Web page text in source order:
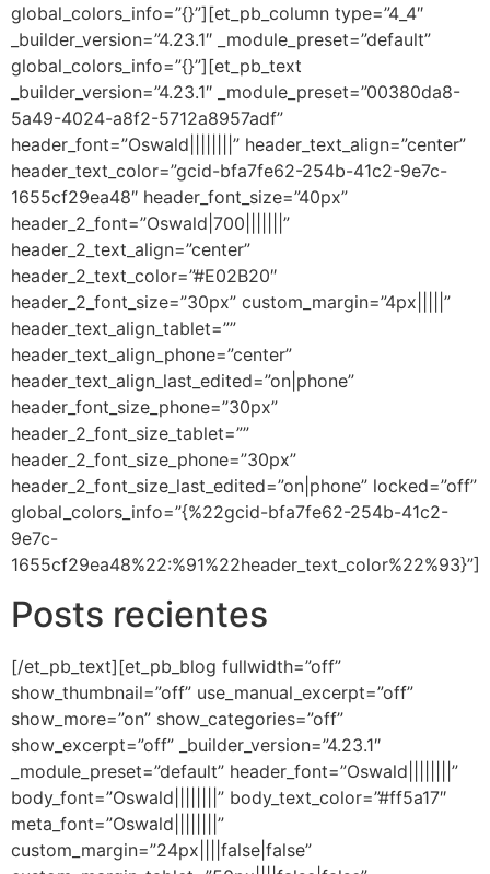
global_colors_info=”{}”][et_pb_column type=”4_4″
_builder_version=”4.23.1″ _module_preset=”default”
global_colors_info=”{}”][et_pb_text
_builder_version=”4.23.1″ _module_preset=”00380da8-
5a49-4024-a8f2-5712a8957adf”
header_font=”Oswald||||||||” header_text_align=”center”
header_text_color=”gcid-bfa7fe62-254b-41c2-9e7c-
1655cf29ea48″ header_font_size=”40px”
header_2_font=”Oswald|700|||||||”
header_2_text_align=”center”
header_2_text_color=”#E02B20″
header_2_font_size=”30px” custom_margin=”4px|||||”
header_text_align_tablet=””
header_text_align_phone=”center”
header_text_align_last_edited=”on|phone”
header_font_size_phone=”30px”
header_2_font_size_tablet=””
header_2_font_size_phone=”30px”
header_2_font_size_last_edited=”on|phone” locked=”off”
global_colors_info=”{%22gcid-bfa7fe62-254b-41c2-
9e7c-
1655cf29ea48%22:%91%22header_text_color%22%93}”]
Posts recientes
[/et_pb_text][et_pb_blog fullwidth=”off”
show_thumbnail=”off” use_manual_excerpt=”off”
show_more=”on” show_categories=”off”
show_excerpt=”off” _builder_version=”4.23.1″
_module_preset=”default” header_font=”Oswald||||||||”
body_font=”Oswald||||||||” body_text_color=”#ff5a17″
meta_font=”Oswald||||||||”
custom_margin=”24px||||false|false”